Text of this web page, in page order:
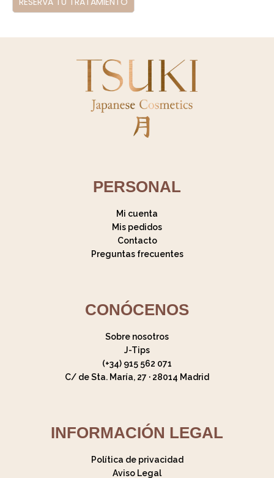
Mis pedidos
Preguntas frecuentes
Sobre nosotros
J-Tips
C/ de Sta. María, 27 · 28014 Madrid
Política de privacidad
Aviso Legal
Política de envío y devoluciones